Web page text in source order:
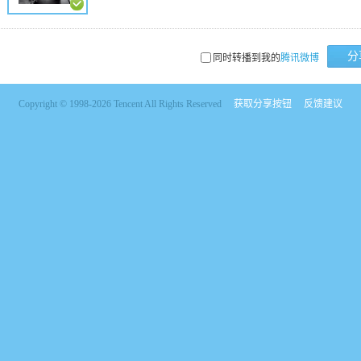
同时转播到我的腾讯微博 分
Copyright © 1998-2026 Tencent All Rights Reserved 获取分享按钮 反馈建议